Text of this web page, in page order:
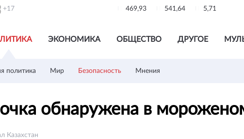
+17 469,93 541,64 5,71
ЭКОНОМИКА ОБЩЕСТВО ДРУГОЕ
политика Мир Безопасность Мнения
обнаружена в
Казахстан